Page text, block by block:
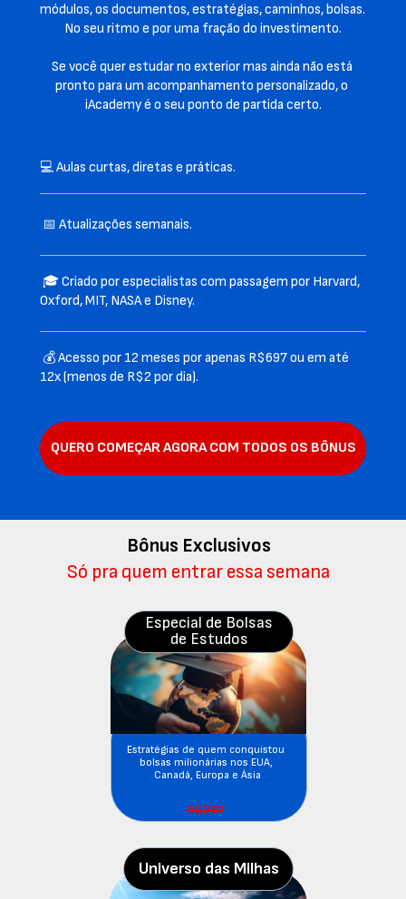
módulos, os documentos, estratégias, caminhos, bolsas.
No seu ritmo e por uma fração do investimento.
Se você quer estudar no exterior mas ainda não está
pronto para um acompanhamento personalizado, o
iAcademy é o seu ponto de partida certo.
💻 Aulas curtas, diretas e práticas.
📅 Atualizações semanais.
Oxford, MIT, NASA e Disney.
12x (menos de R$2 por dia).
QUERO COMEÇAR AGORA COM TODOS OS BÔNUS
Bônus Exclusivos
Só pra quem entrar essa semana
Especial de Bolsas
de Estudos
Universo das Milhas
Estratégias de quem conquistou
bolsas milionárias nos EUA,
Canadá, Europa e Ásia
R$297